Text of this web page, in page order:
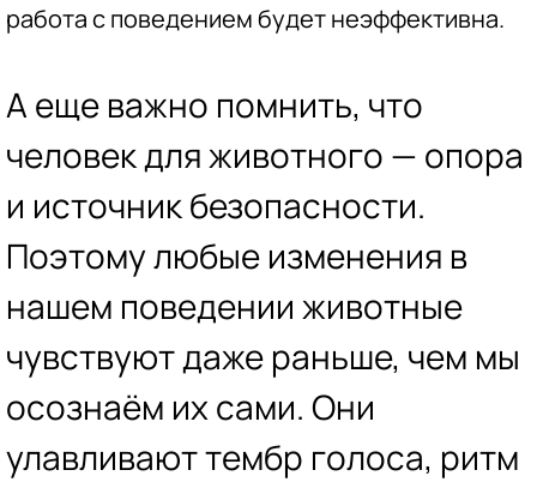
работа с поведением будет неэффективна.
А еще важно помнить, что
человек для животного — опора
и источник безопасности.
Поэтому любые изменения в
нашем поведении животные
чувствуют даже раньше, чем мы
осознаём их сами. Они
улавливают тембр голоса, ритм